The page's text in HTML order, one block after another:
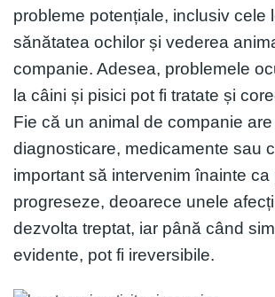
probleme potențiale, inclusiv cele
sănătatea ochilor și vederea
companie. Adesea, problemele
la câini și pisici pot fi tratate și
Fie că un animal de companie
diagnosticare, medicamente sau
important să intervenim înainte
progreseze, deoarece unele
dezvolta treptat, iar până când
evidente, pot fi ireversibile.